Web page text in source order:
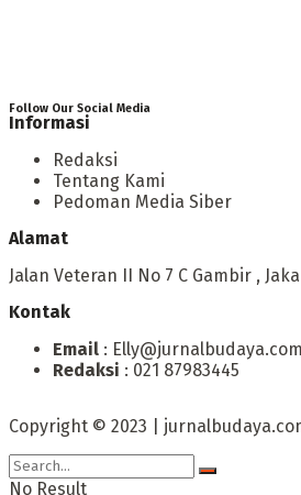
Follow Our Social Media
Informasi
Redaksi
Tentang Kami
Pedoman Media Siber
Alamat
Jalan Veteran II No 7 C Gambir ,
Kontak
Email : Elly@jurnalbudaya.com
Redaksi : 021 87983445
Copyright © 2023 |
No Result